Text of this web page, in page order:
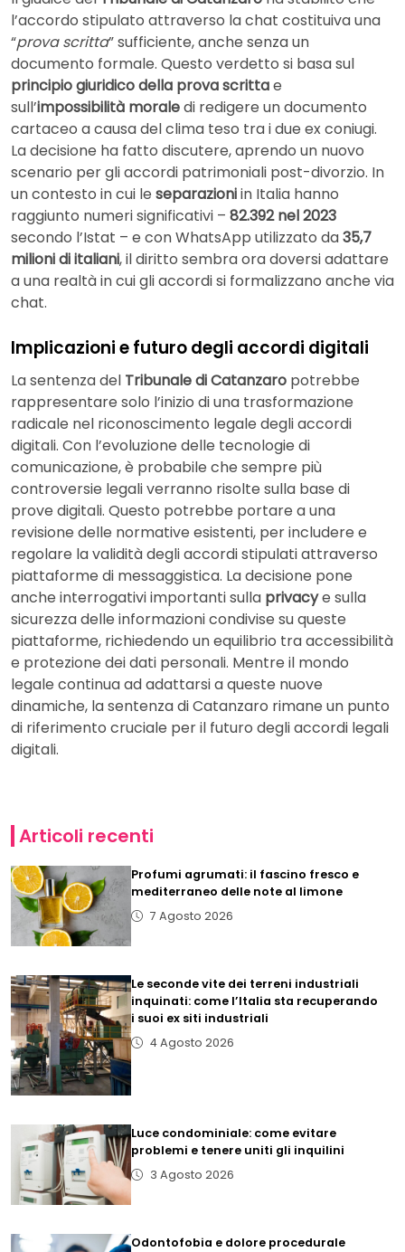
l’accordo stipulato attraverso la chat costituiva una
“prova scritta” sufficiente, anche senza un
documento formale. Questo verdetto si basa sul
principio giuridico della prova scrittae
sull’impossibilità moraledi redigere un documento
cartaceo a causa del clima teso tra i due ex coniugi.
La decisione ha fatto discutere, aprendo un nuovo
scenario per gli accordi patrimoniali post-divorzio. In
un contesto in cui le separazioniin Italia hanno
raggiunto numeri significativi – 82.392 nel 2023
secondo l’Istat – e con WhatsApp utilizzato da35,7
milioni di italiani, il diritto sembra ora doversi adattare
a una realtà in cui gli accordi si formalizzano anche via
chat.
Implicazioni e futuro degli accordi digitali
La sentenza del Tribunale di Catanzaro potrebbe
rappresentare solo l’inizio di una trasformazione
radicale nel riconoscimento legale degli accordi
digitali. Con l’evoluzione delle tecnologie di
comunicazione, è probabile che sempre più
controversie legali verranno risolte sulla base di
prove digitali. Questo potrebbe portare a una
revisione delle normative esistenti, per includere e
regolare la validità degli accordi stipulati attraverso
piattaforme di messaggistica. La decisione pone
anche interrogativi importanti sulla privacye sulla
sicurezza delle informazioni condivise su queste
piattaforme, richiedendo un equilibrio tra accessibilità
e protezione dei dati personali. Mentre il mondo
legale continua ad adattarsi a queste nuove
dinamiche, la sentenza di Catanzaro rimane un punto
di riferimento cruciale per il futuro degli accordi legali
digitali.
Articoli recenti
Profumi agrumati: il fascino fresco e
mediterraneo delle note al limone
7 Agosto 2026
Le seconde vite dei terreni industriali
inquinati: come l’Italia sta recuperando
i suoi ex siti industriali
4 Agosto 2026
Luce condominiale: come evitare
problemi e tenere uniti gli inquilini
3 Agosto 2026
Odontofobia e dolore procedurale